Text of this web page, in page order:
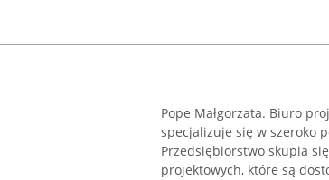
Pope Małgorzata. Biuro
specjalizuje się w szeroko
Przedsiębiorstwo skupia
projektowych, które są